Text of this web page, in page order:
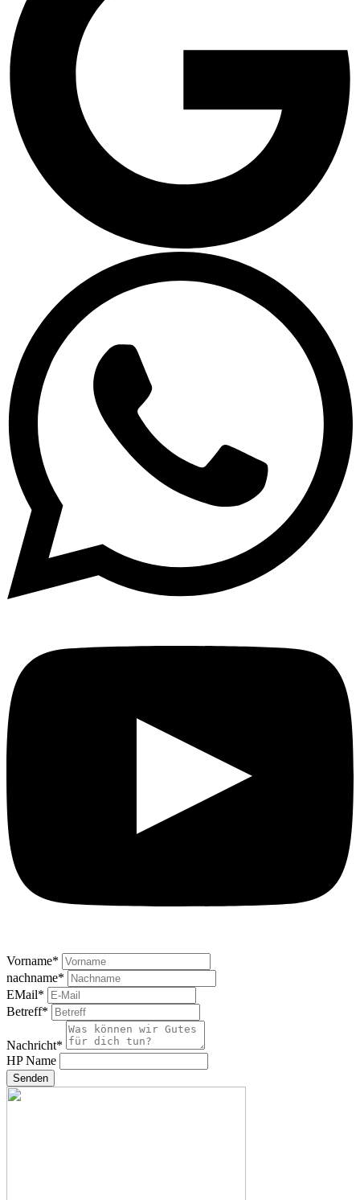
Vorname*
nachname*
EMail*
Betreff*
Nachricht*
HP Name
Senden